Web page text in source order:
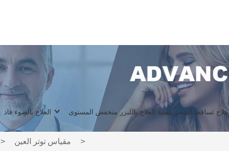
العلاج بالضوء قاد علاج تساقط الشعر بتقنية العلاج بالليزر منخفض المستوى
> مقياس توتر العين >